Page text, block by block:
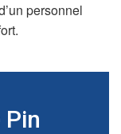
personnel